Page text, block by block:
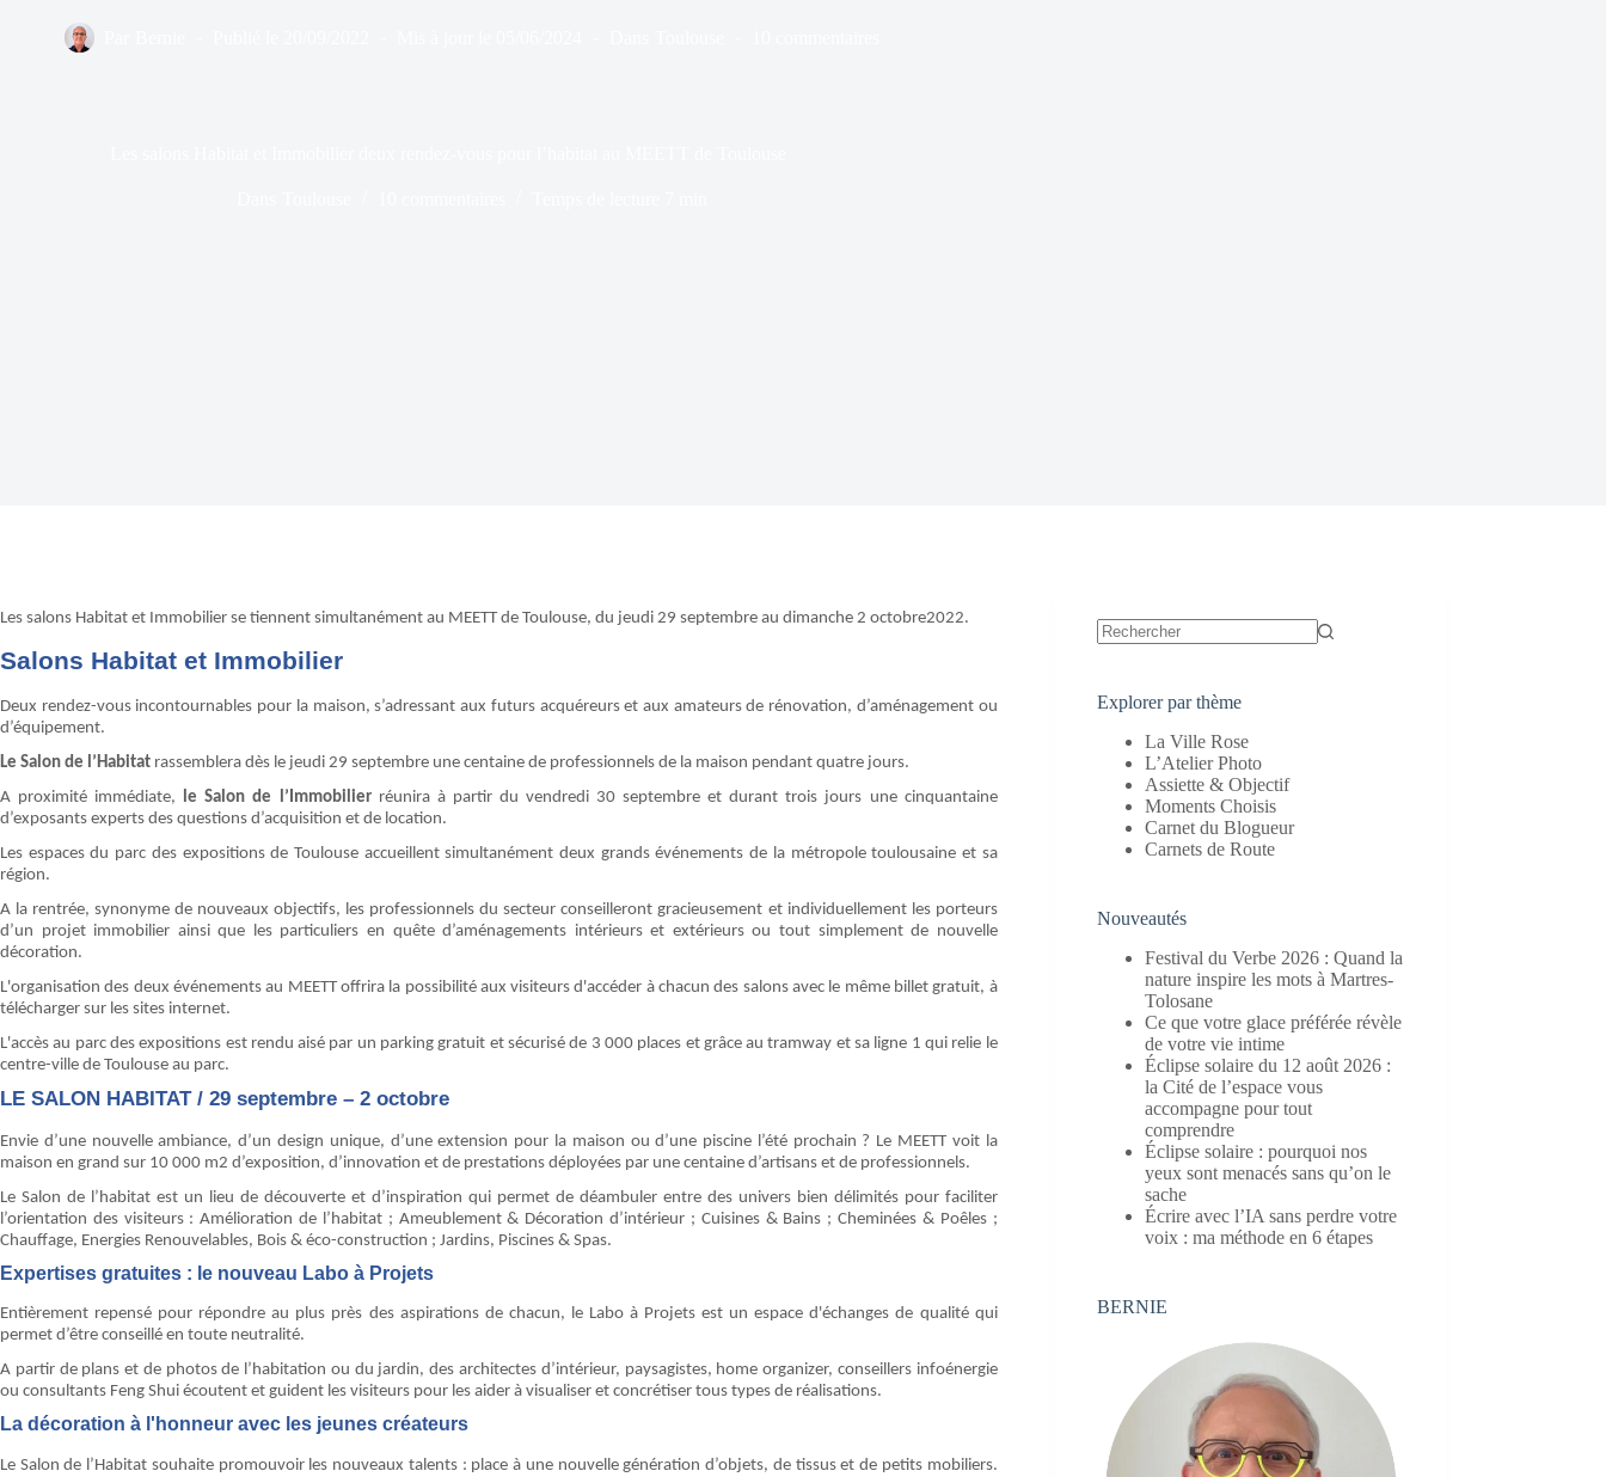
Les salons Habitat et Immobilier se tiennent simultanément au MEETT de Toulouse, du jeudi 29 septembre au dimanche 2 octobre2022.
Salons Habitat et Immobilier
Deux rendez-vous incontournables pour la maison, s’adressant aux futurs acquéreurs et aux amateurs de rénovation, d’aménagement ou
d’équipement.
Le Salon de l’Habitat rassemblera dès le jeudi 29 septembre une centaine de professionnels de la maison pendant quatre jours.
A proximité immédiate,
le Salon de l’Immobilierréunira à partir du vendredi 30 septembre et durant trois jours une cinquantaine
d’exposants experts des questions d’acquisition et de location.
Les espaces du parc des expositions de Toulouse accueillent simultanément deux grands événements de la métropole toulousaine et sa
région.
A la rentrée, synonyme de nouveaux objectifs, les professionnels du secteur conseilleront gracieusement et individuellement les porteurs
d’un projet immobilier ainsi que les particuliers en quête d’aménagements intérieurs et extérieurs ou tout simplement de nouvelle
décoration.
L'organisation des deux événements au MEETT offrira la possibilité aux visiteurs d'accéder à chacun des salons avec le même billet gratuit, à
télécharger sur les sites internet.
L'accès au parc des expositions est rendu aisé par un parking gratuit et sécurisé de 3 000 places et grâce au tramway et sa ligne 1 qui relie le
centre-ville de Toulouse au parc.
LE SALON HABITAT / 29 septembre – 2 octobre
Envie d’une nouvelle ambiance, d’un design unique, d’une extension pour la maison ou d’une piscine l’été prochain ? Le MEETT voit la
maison en grand sur 10 000 m2 d’exposition, d’innovation et de prestations déployées par une centaine d’artisans et de professionnels.
Le Salon de l’habitat est un lieu de découverte et d’inspiration qui permet de déambuler entre des univers bien délimités pour faciliter
l’orientation des visiteurs : Amélioration de l’habitat ; Ameublement & Décoration d’intérieur ; Cuisines & Bains ; Cheminées & Poêles ;
Chauffage, Energies Renouvelables, Bois & éco-construction ; Jardins, Piscines & Spas.
Expertises gratuites : le nouveau Labo à Projets
Entièrement repensé pour répondre au plus près des aspirations de chacun, le Labo à Projets est un espace d'échanges de qualité qui
permet d’être conseillé en toute neutralité.
A partir de plans et de photos de l’habitation ou du jardin, des architectes d’intérieur, paysagistes, home organizer, conseillers infoénergie
ou consultants Feng Shui écoutent et guident les visiteurs pour les aider à visualiser et concrétiser tous types de réalisations.
La décoration à l'honneur avec les jeunes créateurs
Le Salon de l’Habitat souhaite promouvoir les nouveaux talents : place à une nouvelle génération d’objets, de tissus et de petits mobiliers.
Explorer par thème
La Ville Rose
L’Atelier Photo
Assiette & Objectif
Moments Choisis
Carnet du Blogueur
Carnets de Route
Nouveautés
Festival du Verbe 2026 : Quand la
nature inspire les mots à Martres-
Tolosane
Ce que votre glace préférée révèle
de votre vie intime
Éclipse solaire du 12 août 2026 :
la Cité de l’espace vous
accompagne pour tout
comprendre
Éclipse solaire : pourquoi nos
yeux sont menacés sans qu’on le
sache
Écrire avec l’IA sans perdre votre
voix : ma méthode en 6 étapes
BERNIE